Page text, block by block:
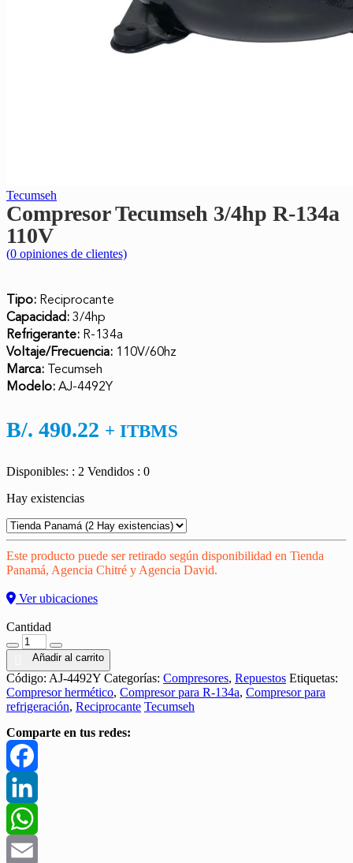
Tecumseh
Compresor Tecumseh 3/4hp R-134a
110V
(0 opiniones de clientes)
Tipo: Reciprocante
Capacidad:3/4hp
Refrigerante: R-134a
Voltaje/Frecuencia: 110V/60hz
Marca: Tecumseh
Modelo:AJ-4492Y
B/. 490.22 + ITBMS
Disponibles: : 2 Vendidos : 0
Hay existencias
Este producto puede ser retirado según disponibilidad en Tienda
Panamá, Agencia Chitré y Agencia David.
Ver ubicaciones
Cantidad
Añadir al carrito
Código: AJ-4492Y Categorías: Compresores, Repuestos Etiquetas:
Compresor hermético, Compresor para R-134a, Compresor para
refrigeración, Reciprocante Tecumseh
Comparte en tus redes:
Facebook
LinkedIn
WhatsApp